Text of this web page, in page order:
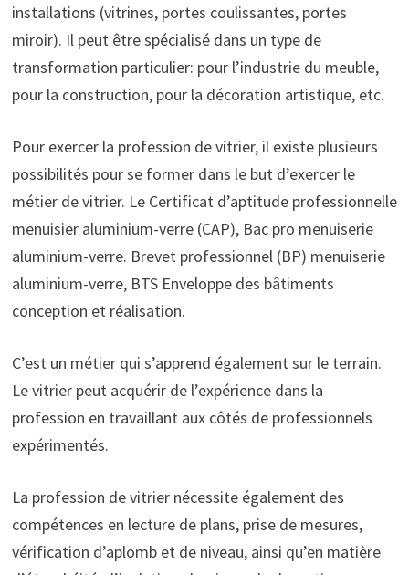
installations (vitrines, portes coulissantes, portes
miroir). Il peut être spécialisé dans un type de
transformation particulier: pour l’industrie du meuble,
pour la construction, pour la décoration artistique, etc.
Pour exercer la profession de vitrier, il existe plusieurs
possibilités pour se former dans le but d’exercer le
métier de vitrier. Le Certificat d’aptitude professionnelle
menuisier aluminium-verre (CAP), Bac pro menuiserie
aluminium-verre. Brevet professionnel (BP) menuiserie
aluminium-verre, BTS Enveloppe des bâtiments
conception et réalisation.
C’est un métier qui s’apprend également sur le terrain.
Le vitrier peut acquérir de l’expérience dans la
profession en travaillant aux côtés de professionnels
expérimentés.
La profession de vitrier nécessite également des
compétences en lecture de plans, prise de mesures,
vérification d’aplomb et de niveau, ainsi qu’en matière